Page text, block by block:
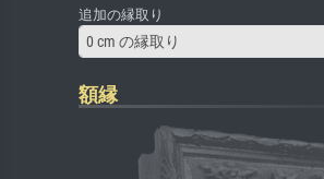
追加の縁取り
0 cm の縁取り
額縁